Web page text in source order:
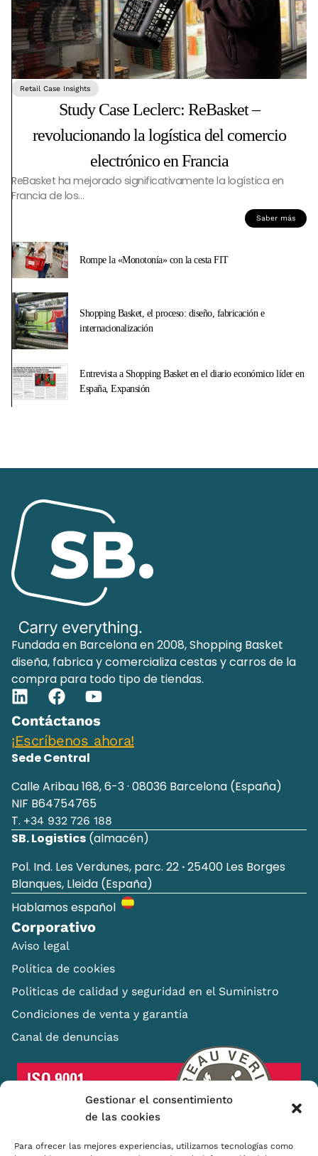
Gestionar el consentimiento
de las cookies
Para ofrecer las mejores experiencias, utilizamos tecnologías como
Retail Case Insights
Study Case Leclerc: ReBasket –
revolucionando la logística del comercio
electrónico en Francia
ReBasket ha mejorado significativamente la logística en
Francia de los…
Saber más
Rompe la «Monotonía» con la cesta FIT
Shopping Basket, el proceso: diseño, fabricación e
internacionalización
Entrevista a Shopping Basket en el diario económico líder en
España, Expansión
Fundada en Barcelona en 2008, Shopping Basket
diseña, fabrica y comercializa cestas y carros de la
compra para todo tipo de tiendas.
Contáctanos
¡Escríbenos ahora!
Sede Central
Calle Aribau 168, 6-3 · 08036 Barcelona (España)
NIF B64754765
T. +34 932 726 188
SB. Logistics (almacén)
Pol. Ind. Les Verdunes, parc. 22 ·25400 Les Borges
Blanques, Lleida (España)
Hablamos español
Corporativo
Aviso legal
Política de cookies
Politicas de calidad y seguridad en el Suministro
Condiciones de venta y garantía
Canal de denuncias